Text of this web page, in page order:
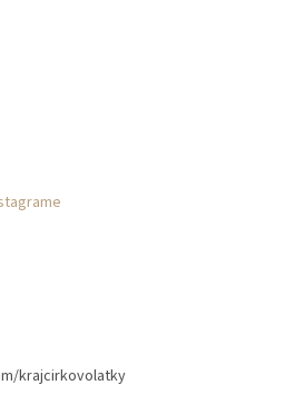
krajcirkovolatky